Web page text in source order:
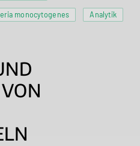
monocytogenes Analytik